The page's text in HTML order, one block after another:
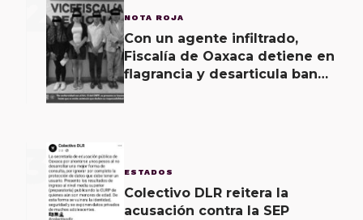
2 NOTA ROJA
Con un agente infiltrado,
Fiscalía de Oaxaca detiene en
flagrancia y desarticula banda
3 ESTADOS
Colectivo DLR reitera la
acusación contra la SEP